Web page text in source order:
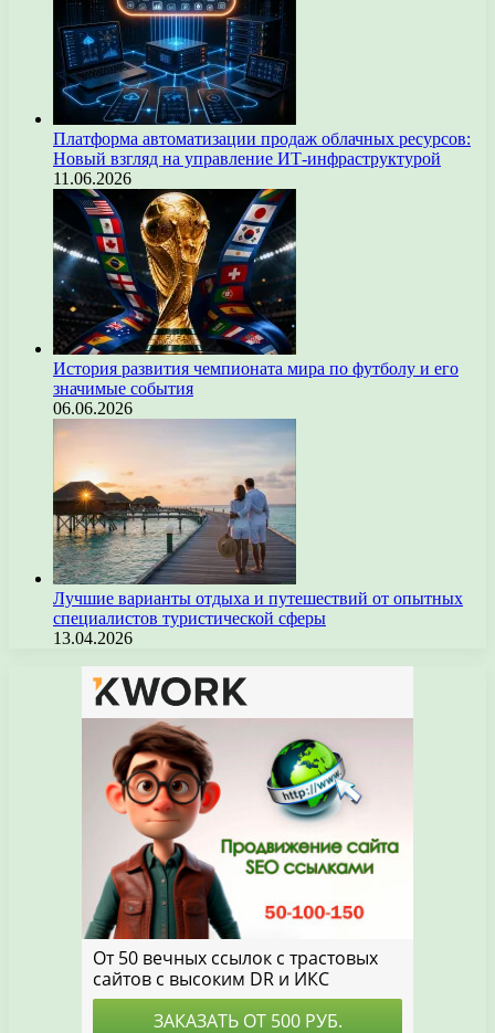
Платформа автоматизации продаж облачных ресурсов:
Новый взгляд на управление ИТ-инфраструктурой
11.06.2026
История развития чемпионата мира по футболу и его
значимые события
06.06.2026
Лучшие варианты отдыха и путешествий от опытных
специалистов туристической сферы
13.04.2026